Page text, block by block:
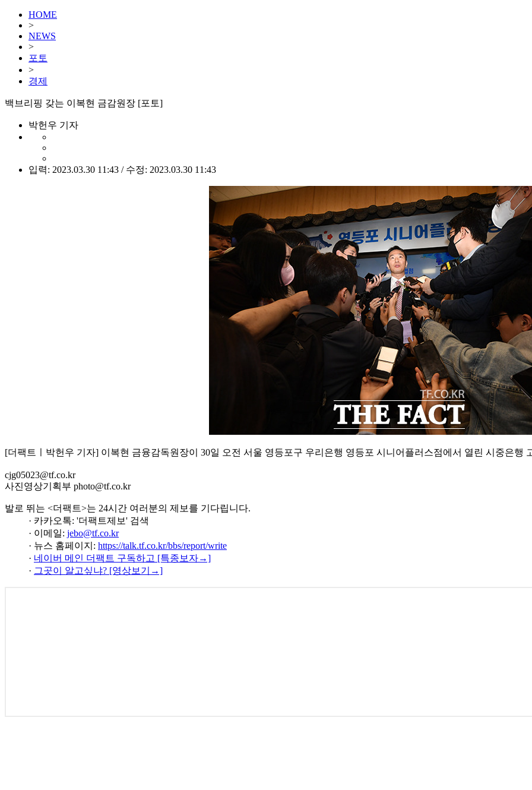
HOME
>
NEWS
>
포토
>
경제
백브리핑 갖는 이복현 금감원장 [포토]
박헌우 기자
입력: 2023.03.30 11:43 / 수정: 2023.03.30 11:43
[더팩트ㅣ박헌우 기자] 이복현 금융감독원장이 30일 오전 서울 영등포구 우리은행 영등포 시니어플러스점에서 열린 시중은행
cjg05023@tf.co.kr
사진영상기획부 photo@tf.co.kr
발로 뛰는 <더팩트>는 24시간 여러분의 제보를 기다립니다.
· 카카오톡: '더팩트제보' 검색
· 이메일: jebo@tf.co.kr
· 뉴스 홈페이지: https://talk.tf.co.kr/bbs/report/write
· 네이버 메인 더팩트 구독하고 [특종보자→]
· 그곳이 알고싶냐? [영상보기→]